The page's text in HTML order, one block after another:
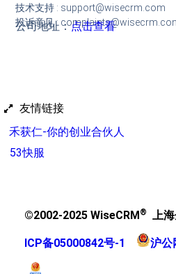
技术支持 : support@wisecrm.com
投诉意见 :
公司地址：点击查看
友情链接
禾获仁-你的创业合伙人
53快服
©2002-2025 WiseCRM ® 上
ICP备05000842号-1 沪公